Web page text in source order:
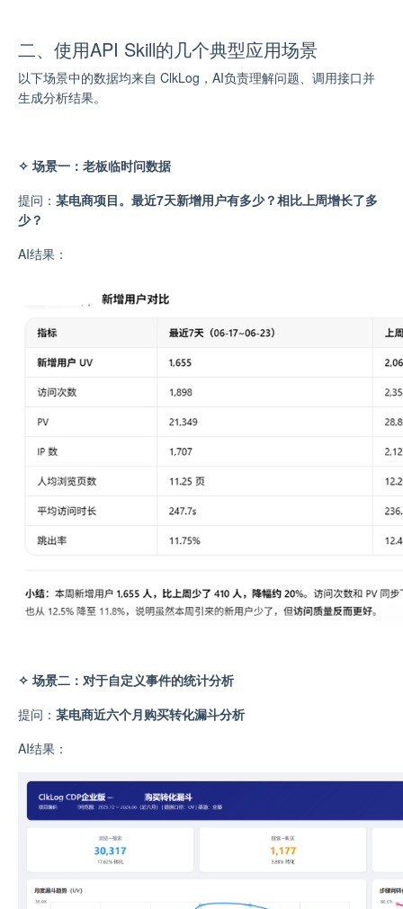
二、使用API Skill的几个典型应用场景
以下场景中的数据均来自 ClkLog，AI负责理解问题、调用接口并
生成分析结果。
✧ 场景一：老板临时问数据
提问： 某电商项目。最近7天新增用户有多少？相比上周增长了多
少？
AI结果：
✧ 场景二：对于自定义事件的统计分析
提问： 某电商近六个月购买转化漏斗分析
AI结果：